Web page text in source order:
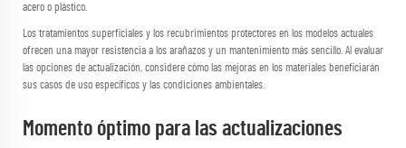
acero o plástico.
Los tratamientos superficiales y los recubrimientos protectores en los modelos actuales
ofrecen una mayor resistencia a los arañazos y un mantenimiento más sencillo. Al evaluar
las opciones de actualización, considere cómo las mejoras en los materiales beneficiarán
sus casos de uso específicos y las condiciones ambientales.
Momento óptimo para las actualizaciones